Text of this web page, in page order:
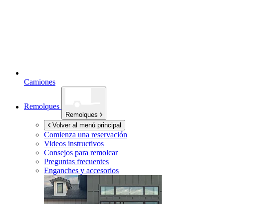
Camiones
Remolques
Remolques
Volver al menú principal
Comienza una reservación
Videos instructivos
Consejos para remolcar
Preguntas frecuentes
Enganches y accesorios